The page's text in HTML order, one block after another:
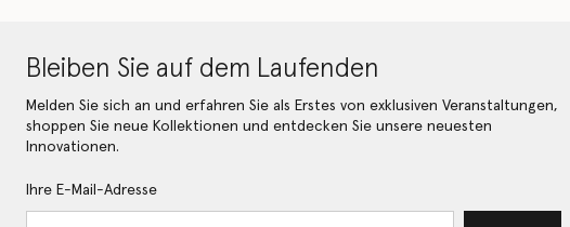
Bleiben Sie auf dem Laufenden
Melden Sie sich an und erfahren Sie als Erstes von exklusiven Veranstaltungen,
shoppen Sie neue Kollektionen und entdecken Sie unsere neuesten
Innovationen.
Ihre E-Mail-Adresse